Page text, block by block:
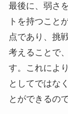
最後に、弱さ
トを持つこと
点であり、挑
考えることで
す。これによ
としてではな
とができるので